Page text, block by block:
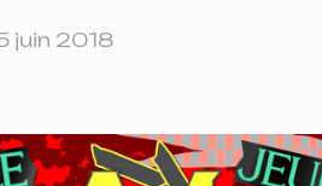
juin 2018